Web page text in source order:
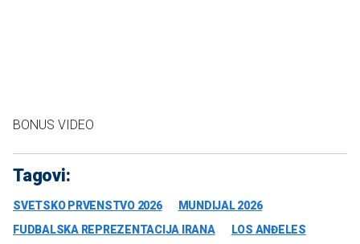
BONUS VIDEO
Tagovi:
SVETSKO PRVENSTVO 2026
MUNDIJAL 2026
FUDBALSKA REPREZENTACIJA IRANA
LOS ANĐELES